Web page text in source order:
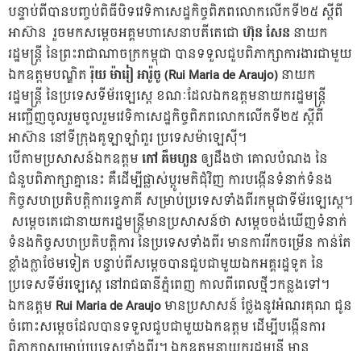
បន្ទាប់ពីបានបញ្ចប់ពិធីបិទវេទិកាសេដ្ឋកិច្ចពិភពលោកលើកទី២៥ ស្តីពី
អាស៊ាន រួចមកសម្តេចអគ្គមហាសេនាបតីតេជោ ហ៊ុនសែន នាយក
រដ្ឋមន្រ្តី នៃព្រះរាជាណាចក្រកម្ពុជា បានទទួលជួបពិភាក្សាការងារជាមួយ
ឯកឧត្តមបណ្ឌិតរ៉ុយម៉ារៀអារ៉ូចូ(Rui Maria de Araujo)នាយក
រដ្ឋមន្រ្តី នៃប្រទេសទីម័រឡេស្តេ ខណៈដែលឯកឧត្តមនាយករដ្ឋមន្រ្តី
អញ្ជើញចូលរួមចូលរួមវេទិកាសេដ្ឋកិច្ចពិភពលោកលើកទី២៥ ស្តីពី
អាស៊ាន នៅទីក្រុងគូឡាឡាំពួរ ប្រទេសម៉ាឡេស៊ី។
បើតាមប្រសាសន៍ឯកឧត្តមកៅគឹមហួន ឲ្យដឹងថា គោលបំណង នៃ
ជំនួបពិភាក្សាគ្នានេះ គឺដើម្បីផ្លាស់ប្តូរមតិជុំវិញ ការបង្កើនទំនាក់ទំនង
កិច្ចសហប្រតិបត្តិការទ្វេភាគី សម្រាប់ប្រទេសទាំងពីរកម្ពុជាទីម័រឡេស្តេ។
សម្តេចតេជោនាយករដ្ឋមន្រ្តីមានប្រសាសន៍ថា សម្តេចចង់ឃើញទំនាក់
ទំនងកិច្ចសហប្រតិបត្តិការ នៃប្រទេសទាំងពីរ មានការរីកចម្រើន កាន់តែ
ខ្លាំងក្លាថែមទៀត បន្ទាប់ពីសម្តេចបានជួបជាមួយឯកអគ្គរដ្ឋទូត នៃ
ប្រទេសទីម័រឡេស្តេ នៅរាជធានីភ្នំពេញ កាលពីពេលថ្មីៗកន្លងទៅ។
ឯកឧត្តម Rui Maria de Araujoមានប្រសាសន៍ ថ្លែងនូវអំណរគុណ ជូន
ចំពោះសម្តេចដែលបានទទួលជួបជាមួយឯកឧត្តម ដើម្បីបង្កើនការ